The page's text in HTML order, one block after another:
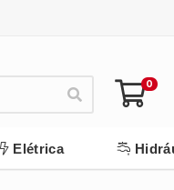
0
Elétrica